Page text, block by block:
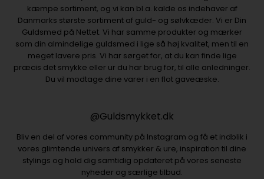
kæmpe sortiment, og vi kan bl.a. kalde os indehaver af
Danmarks største sortiment af guld- og sølvkæder. Vi er Din
Guldsmed på Nettet. Vi har samme produkter og mærker
som din almindelige guldsmed i lige så høj kvalitet, men til en
meget lavere pris. Vi har sørget for, at du kan finde lige
præcis det smykke eller ur du har brug for, til alle anledninger.
Du vil modtage dine varer i en flot gaveæske.
@Guldsmykket.dk
Bliv en del af vores community på Instagram og få et indblik i
vores glimtende univers af smykker & ure, inspiration til dine
stylings og hold dig samtidig opdateret på vores seneste
nyheder og særlige tilbud.